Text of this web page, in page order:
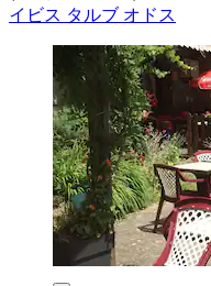
イビス タルブ オドス